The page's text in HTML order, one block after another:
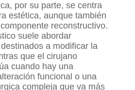
por su parte, se centra
estética, aunque también
reconstructivo.
suele abordar
a modificar la
que el cirujano
cuando hay una
funcional o una
compleja que va más